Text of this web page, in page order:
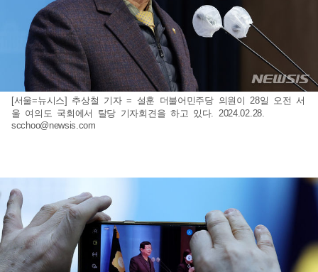
[서울=뉴시스] 추상철 기자 = 설훈 더불어민주당 의원이 28일 오전 서
울 여의도 국회에서 탈당 기자회견을 하고 있다. 2024.02.28.
scchoo@newsis.com